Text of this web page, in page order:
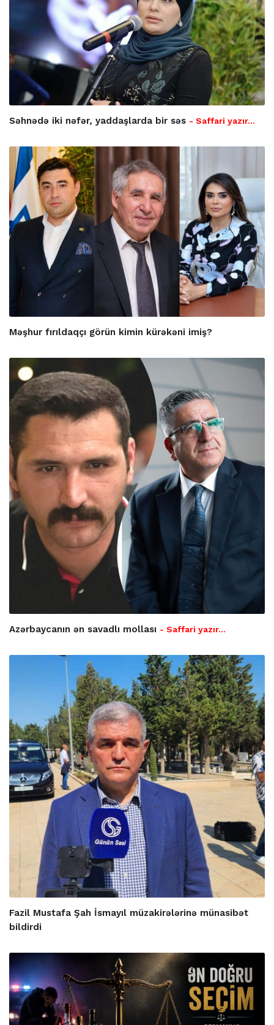
Səhnədə iki nəfər, yaddaşlarda bir səs - Saffari yazır…
Məşhur fırıldaqçı görün kimin kürəkəni imiş?
Azərbaycanın ən savadlı mollası - Saffari yazır…
Fazil Mustafa Şah İsmayıl müzakirələrinə münasibət
bildirdi